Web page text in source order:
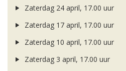
Zaterdag 24 april, 17.00 uur
Zaterdag 17 april, 17.00 uur
Zaterdag 10 april, 17.00 uur
Zaterdag 3 april, 17.00 uur